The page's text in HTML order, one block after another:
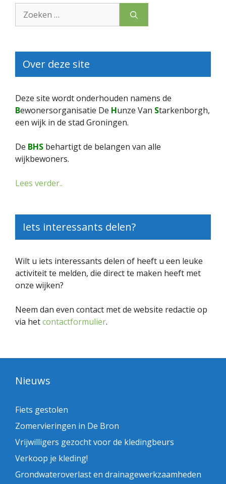
naar:
Over deze site
Deze site wordt onderhouden namens de
Bewonersorganisatie De Hunze Van Starkenborgh,
een wijk in de stad Groningen.
De BHS behartigt de belangen van alle
wijkbewoners.
Lees verder..
Iets interessants delen?
Wilt u iets interessants delen of heeft u een leuke
activiteit te melden, die direct te maken heeft met
onze wijken?
Neem dan even contact met de website redactie op
via hetcontactformulier.
Nieuws
Fiets gestolen
Zomervieringen in De Bron
Vrijwilligers gezocht voor de kledingbeurs
Verkoop je kleding!
Grondwateroverlast en drainagewerkzaamheden